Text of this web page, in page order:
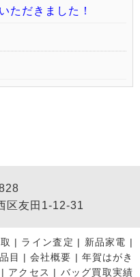
だきました！
区友田1-12-31
| ライン査定 | 新品家電 |
目 |会社概要 | 年賀はがき
| アクセス | バッグ買取実績